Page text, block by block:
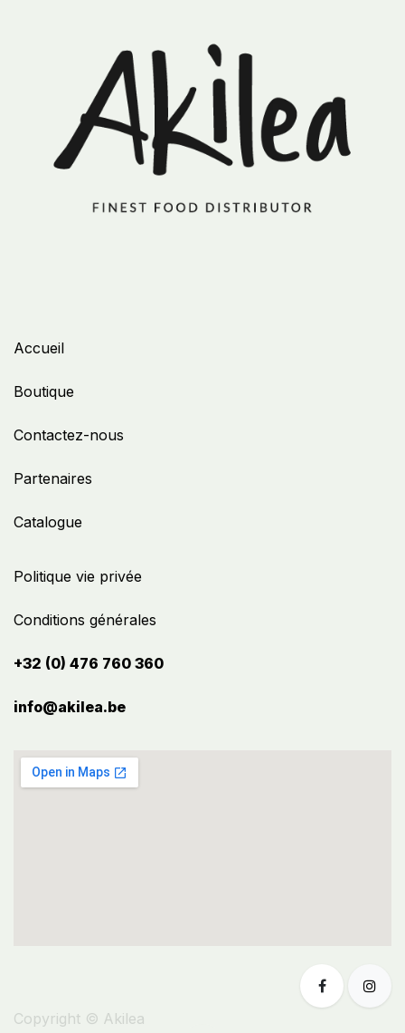
Politique vie privée
Conditions générales
+32 (0) 476 760 360
info@akilea.be​
Accueil
Boutique
Contactez-nous
Partenaires
Catalogue
Copyright © Akilea